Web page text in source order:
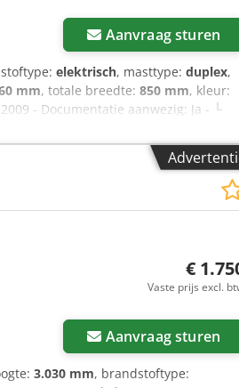
Aanvraag sturen
elektrisch, masttype: duplex,
mm, totale breedte: 850 mm, kleur:
- Documentatie aanwezig: Ja - └
Ja - CE certificaat aanwezig: Nee -
- Hefhoogte: 2870mm -
- Mast: Duplex - Aandrijving:
batterij: 2009 - └ Capaciteit:
[mm]: 790 - └ Trog breedte [mm]:
x 1950mm (l x b x h) -
BTW: De getoonde prijs is
en inruil altijd mogelijk van
€
Vaste prijs excl.
Aanvraag sturen
3.030 mm, brandstoftype: